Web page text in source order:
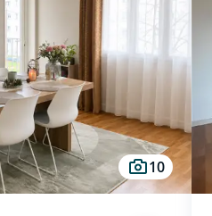
sur www.squarehabitat.fr.
Votre partenaire immobilier de
10